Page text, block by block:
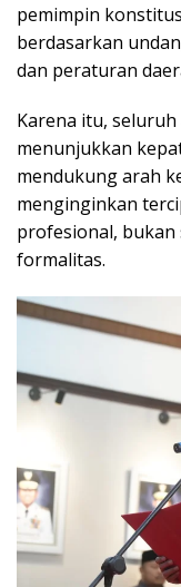
pemimpin
berdasarkan
dan peraturan
Karena itu,
menunjukkan
mendukung arah
menginginkan
profesional,
formalitas.